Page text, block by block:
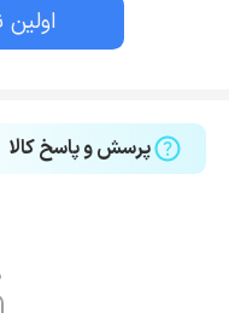
پرسش و پاسخ کالا